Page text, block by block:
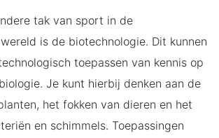
tak van sport in de
is de biotechnologie. Dit kunnen
toepassen van kennis op
Je kunt hierbij denken aan de
het fokken van dieren en het
en schimmels. Toepassingen